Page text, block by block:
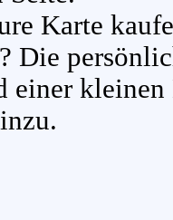
Karte
Die
einer